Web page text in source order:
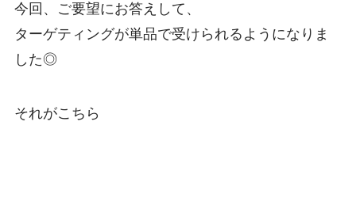
今回、ご要望にお答えして、
ターゲティングが単品で受けられるようになりま
した◎
それがこちら